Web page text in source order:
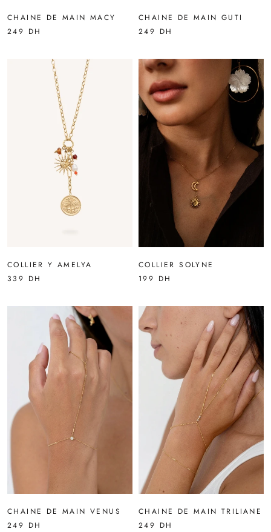
CHAINE DE MAIN MACY
249 DH
CHAINE DE MAIN GUTI
249 DH
COLLIER Y AMELYA
339 DH
COLLIER SOLYNE
199 DH
CHAINE DE MAIN VENUS
249 DH
CHAINE DE MAIN TRILIANE
249 DH